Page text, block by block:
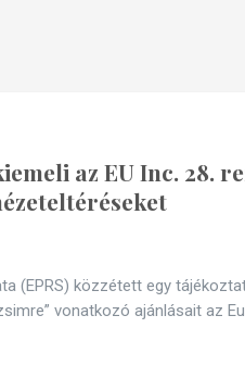
az EU Inc. 28.
(EPRS) közzétett egy
vonatkozó ajánlásait az